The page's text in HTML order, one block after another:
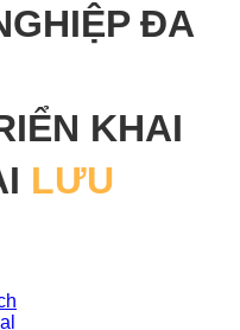
ĐA
KHAI
LƯU